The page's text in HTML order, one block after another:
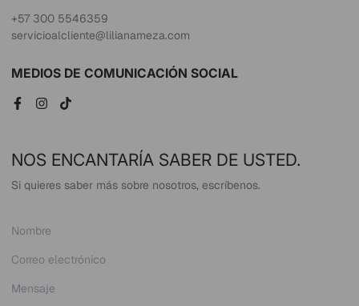
NOS ENCANTARÍA SABER DE USTED.
Si quieres saber más sobre nosotros, escríbenos.
+57 300 5546359
servicioalcliente@lilianameza.com
MEDIOS DE COMUNICACIÓN SOCIAL